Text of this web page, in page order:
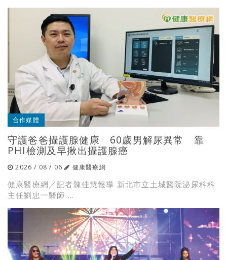
合作媒體
守護爸爸攝護腺健康 60歲男解尿異常 靠
PHI檢測及早揪出攝護腺癌
2026 / 08 / 06 健康醫療網
健康醫療網／記者陳佳慧報導 新北市立土城醫院泌尿科科
主任劉忠一醫師 ...